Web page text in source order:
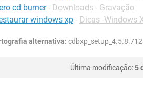
cd burner - Downloads - Gravação
windows xp - Dicas -Windows
alternativa:
Última modificação:5